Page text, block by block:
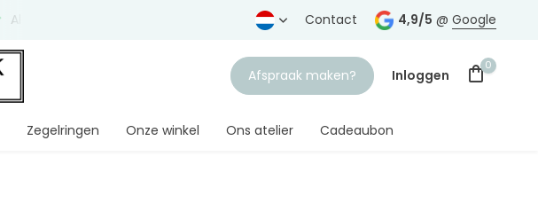
Al Gratis verzending vanaf € 75,-
Contact 4,9/5 @ Google
Afspraak maken? Inloggen
0
Zegelringen Onze winkel Ons atelier Cadeaubon